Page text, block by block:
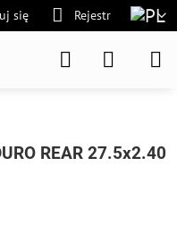
się Rejestr
REAR 27.5x2.40